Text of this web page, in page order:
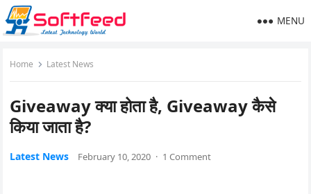
MENU
Home Latest News
Giveaway क्या होता है, Giveaway कैसे
किया जाता है?
Latest News February 10, 2020 · 1 Comment